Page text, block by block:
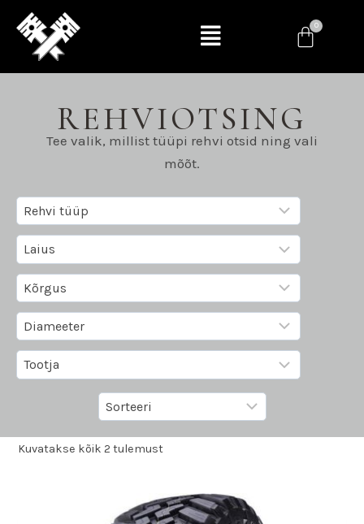
REHVIOTSING
Tee valik, millist tüüpi rehvi otsid ning vali
mõõt.
Kuvatakse kõik 2 tulemust